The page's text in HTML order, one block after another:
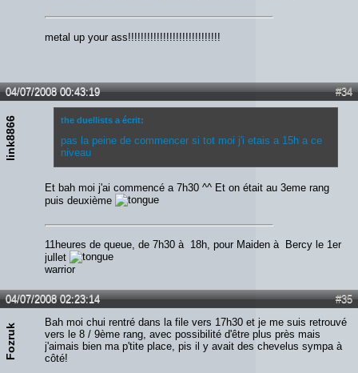
metal up your ass!!!!!!!!!!!!!!!!!!!!!!!!!!!!!
#34
04/07/2008 00:43:19
link8866 the duellists a écrit:
pas la peine de commencer si tot moi j'i etais a 15h a ce
niveau
Et bah moi j'ai commencé a 7h30 ^^ Et on était au 3eme rang
puis deuxième
11heures de queue, de 7h30 à 18h, pour Maiden à Bercy le 1er
jullet
warrior
#35
04/07/2008 02:23:14
Fozruk
Bah moi chui rentré dans la file vers 17h30 et je me suis retrouvé
vers le 8 / 9ème rang, avec possibilité d'être plus près mais
j'aimais bien ma p'tite place, pis il y avait des chevelus sympa à
côté!